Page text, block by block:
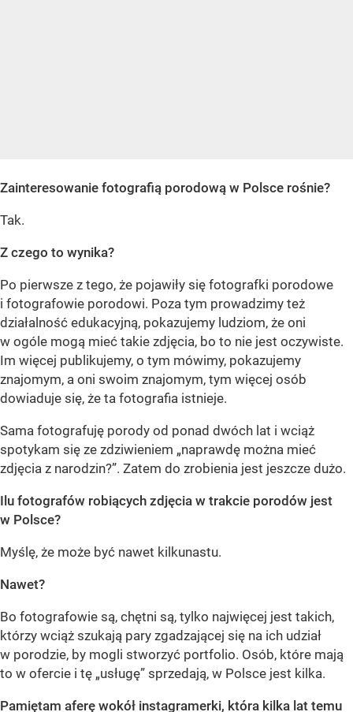
Zainteresowanie fotografią porodową w Polsce rośnie?
Tak.
Z czego to wynika?
Po pierwsze z tego, że pojawiły się fotografki porodowe
i fotografowie porodowi. Poza tym prowadzimy też
działalność edukacyjną, pokazujemy ludziom, że oni
w ogóle mogą mieć takie zdjęcia, bo to nie jest oczywiste.
Im więcej publikujemy, o tym mówimy, pokazujemy
znajomym, a oni swoim znajomym, tym więcej osób
dowiaduje się, że ta fotografia istnieje.
Sama fotografuję porody od ponad dwóch lat i wciąż
spotykam się ze zdziwieniem „naprawdę można mieć
zdjęcia z narodzin?”. Zatem do zrobienia jest jeszcze dużo.
Ilu fotografów robiących zdjęcia w trakcie porodów jest
w Polsce?
Myślę, że może być nawet kilkunastu.
Nawet?
Bo fotografowie są, chętni są, tylko najwięcej jest takich,
którzy wciąż szukają pary zgadzającej się na ich udział
w porodzie, by mogli stworzyć portfolio. Osób, które mają
to w ofercie i tę „usługę” sprzedają, w Polsce jest kilka.
Pamiętam aferę wokół instagramerki, która kilka lat temu